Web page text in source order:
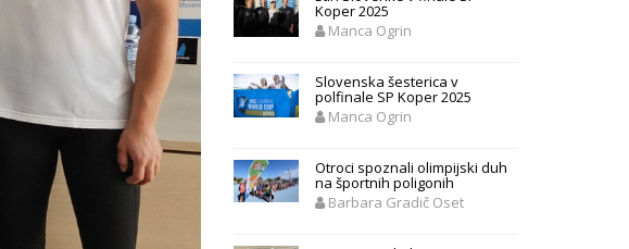
Koper 2025
Manca Ogrin
Slovenska šesterica v
polfinale SP Koper 2025
Manca Ogrin
Otroci spoznali olimpijski duh
na športnih poligonih
Barbara Gradič Oset